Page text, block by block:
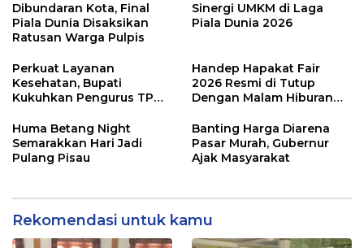
Dibundaran Kota, Final
Piala Dunia Disaksikan
Ratusan Warga Pulpis
Sinergi UMKM di Laga
Piala Dunia 2026
Perkuat Layanan
Kesehatan, Bupati
Kukuhkan Pengurus TP
Handep Hapakat Fair
2026 Resmi di Tutup
Dengan Malam Hiburan
Huma Betang Night
Semarakkan Hari Jadi
Pulang Pisau
Banting Harga Diarena
Pasar Murah, Gubernur
Ajak Masyarakat
Rekomendasi untuk kamu